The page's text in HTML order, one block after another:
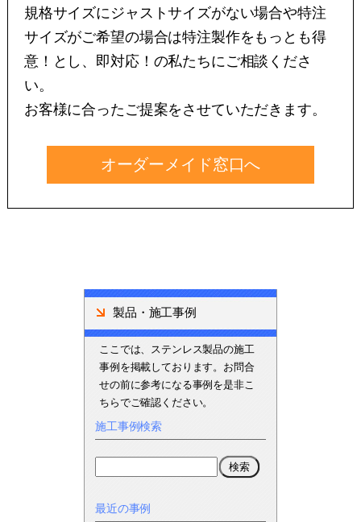
規格サイズにジャストサイズがない場合や特注
サイズがご希望の場合は特注製作をもっとも得
意！とし、即対応！の私たちにご相談くださ
い。
お客様に合ったご提案をさせていただきます。
オーダーメイド窓口へ
製品・施工事例
ここでは、ステンレス製品の施工
事例を掲載しております。お問合
せの前に参考になる事例を是非こ
ちらでご確認ください。
施工事例検索
最近の事例